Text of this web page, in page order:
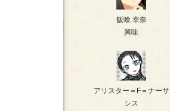
飯喰 幸奈
興味
アリスター＝F＝ナーサ
シス